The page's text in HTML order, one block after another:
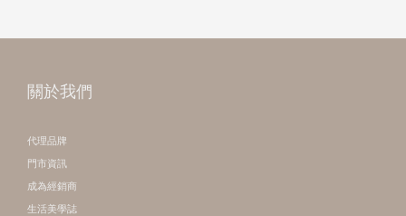
關於我們
代理品牌
門市資訊
成為經銷商
生活美學誌